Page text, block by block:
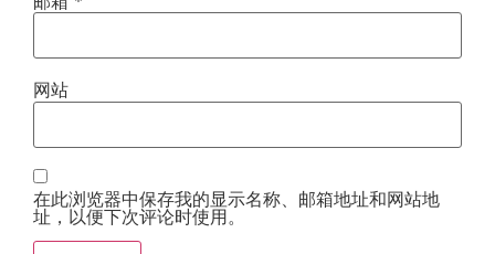
网站
在此浏览器中保存我的显示名称、邮箱地址和网站地
址，以便下次评论时使用。